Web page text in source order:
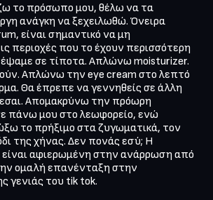
το πρόσωπο μου, θέλω να τα
ανάγκη να ξεχειλωθώ. Όνειρα
είναι σημαντικό να μη
περιοχές που το έχουν περισσότερη
σε τίποτα. Απλώνω moisturizer.
Απλώνω την eye cream στο λεπτό
Θα έπρεπε να γεννηθείς σε άλλη
Απομακρύνω την πρόωρη
πάνω μου στο λεωφορείο, ενώ
το πρήξιμο στα ζυγωματικά, τον
της χήνας. Δεν πονάς εσύ; Η
αφιερωμένη στην ανάρρωση από
ομαλή επανένταξη στην
γενιάς του tik tok.